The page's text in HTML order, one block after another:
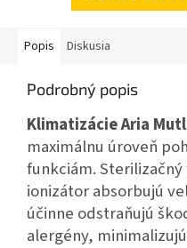
Popis Diskusia
Podrobný popis
Klimatizácie Aria
maximálnu úroveň
funkciám.
ionizátor absorbujú
účinne odstraňujú
alergény,